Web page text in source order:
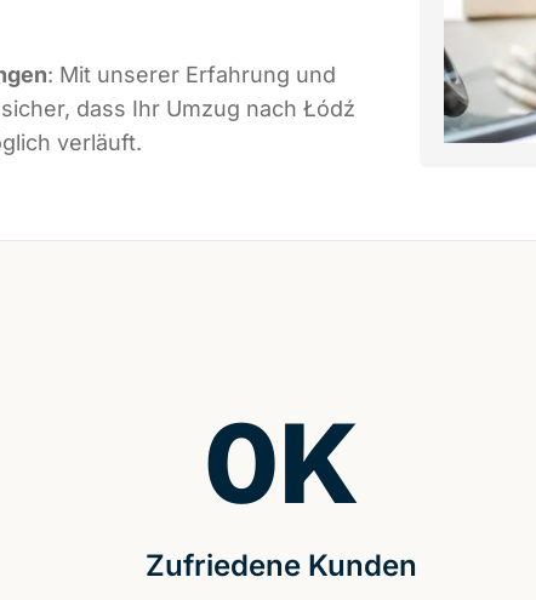
: Mit unserer Erfahrung und
dass Ihr Umzug nach Łódź
verläuft.
Zufriedene Kunden
0K